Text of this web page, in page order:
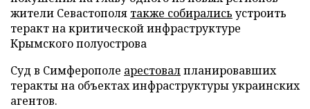
жители Севастополя также собирались устроить
теракт на критической инфраструктуре
Крымского полуострова
Суд в Симферополе арестовалпланировавших
теракты на объектах инфраструктуры украинских
агентов.